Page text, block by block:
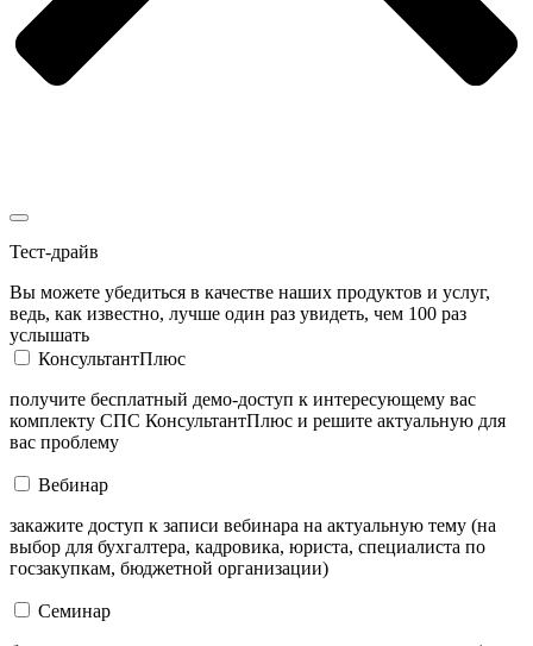
Тест-драйв
Вы можете убедиться в качестве наших продуктов и услуг,
ведь, как известно, лучше один раз увидеть, чем 100 раз
услышать
КонсультантПлюс
получите бесплатный демо-доступ к интересующему вас
комплекту СПС КонсультантПлюс и решите актуальную для
вас проблему
Вебинар
закажите доступ к записи вебинара на актуальную тему (на
выбор для бухгалтера, кадровика, юриста, специалиста по
госзакупкам, бюджетной организации)
Семинар